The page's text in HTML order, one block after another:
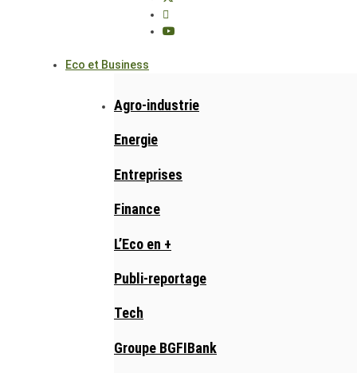
Eco et Business
Agro-industrie
Energie
Entreprises
Finance
L’Eco en +
Publi-reportage
Tech
Groupe BGFIBank